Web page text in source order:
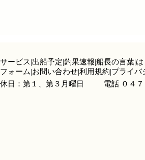
ービス|出船予定|釣果速報|船長の言葉|
ォーム|お問い合わせ|利用規約|プライバ
日：第１、第３月曜日
電話 ０４